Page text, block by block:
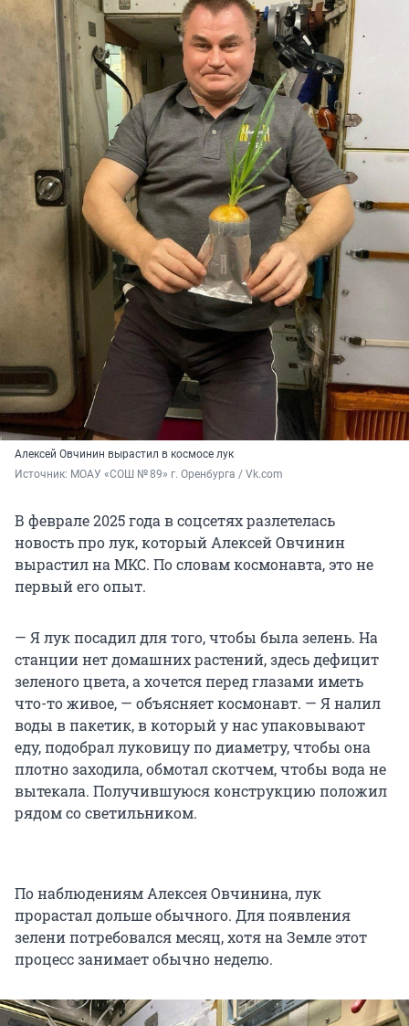
Алексей Овчинин вырастил в космосе лук
Источник: МОАУ «СОШ № 89» г. Оренбурга / Vk.com
В феврале 2025 года в соцсетях разлетелась
новость про лук, который Алексей Овчинин
вырастил на МКС. По словам космонавта, это не
первый его опыт.
— Я лук посадил для того, чтобы была зелень. На
станции нет домашних растений, здесь дефицит
зеленого цвета, а хочется перед глазами иметь
что-то живое, — объясняет космонавт. — Я налил
воды в пакетик, в который у нас упаковывают
еду, подобрал луковицу по диаметру, чтобы она
плотно заходила, обмотал скотчем, чтобы вода не
вытекала. Получившуюся конструкцию положил
рядом со светильником.
По наблюдениям Алексея Овчинина, лук
прорастал дольше обычного. Для появления
зелени потребовался месяц, хотя на Земле этот
процесс занимает обычно неделю.